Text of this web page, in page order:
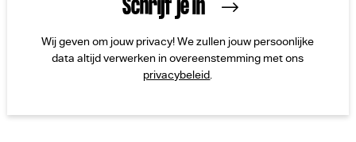
Wij geven om jouw privacy! We zullen jouw persoonlijke
data altijd verwerken in overeenstemming met ons
privacybeleid